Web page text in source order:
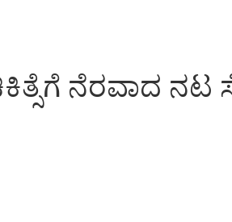
ಚಿಕಿತ್ಸೆಗೆ ನೆರವಾದ